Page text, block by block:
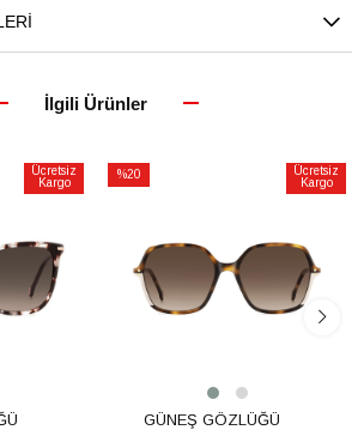
İlgili Ürünler
Ücretsiz
Kargo
%20
Ücretsiz
Kargo
GÜNEŞ GÖZLÜĞÜ